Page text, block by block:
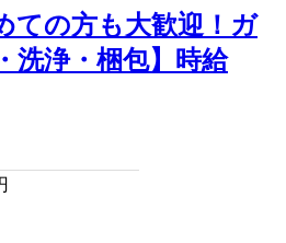
ての方も大歓迎！ガ
洗浄・梱包】時給